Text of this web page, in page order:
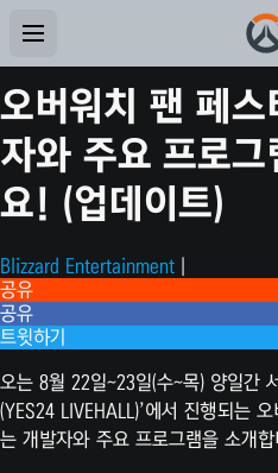
오버워치 팬 페
자와 주요 프로그
요! (업데이트)
Blizzard Entertainment |
공유
공유
트윗하기
오는 8월 22일~23일(수~목) 양일간
(YES24 LIVEHALL)’에서 진행되는
는 개발자와 주요 프로그램을 소개합